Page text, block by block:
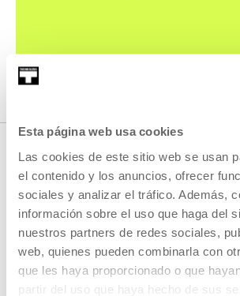
Esta página web usa cookies
Las cookies de este sitio web se usan
el contenido y los anuncios, ofrecer
sociales y analizar el tráfico. Además,
información sobre el uso que haga del
nuestros partners de redes sociales,
web, quienes pueden combinarla con
que les haya proporcionado o que
partir del uso que haya hecho de sus
VER MATERIALES
PRENSA
Tabakalera
Accede al apartado de Prensa de
todo el material gráfico, corporativo y
Tabakalera.